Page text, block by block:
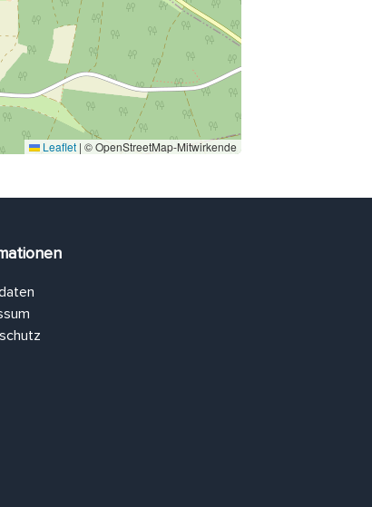
Leaflet | © OpenStreetMap-Mitwirkende